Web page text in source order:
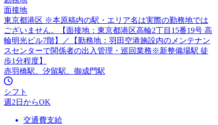
面接地
東京都港区 ※本原稿内の駅・エリア名は実際の勤務地では
ございません。【面接地：東京都港区高輪2丁目15番19号 高
輪明光ビル7階】／【勤務地：羽田空港施設内のメンテナン
スセンターで関係者の出入管理・巡回業務※新整備場駅 徒
歩1分程度】
赤羽橋駅、汐留駅、御成門駅
シフト
週2日からOK
交通費支給